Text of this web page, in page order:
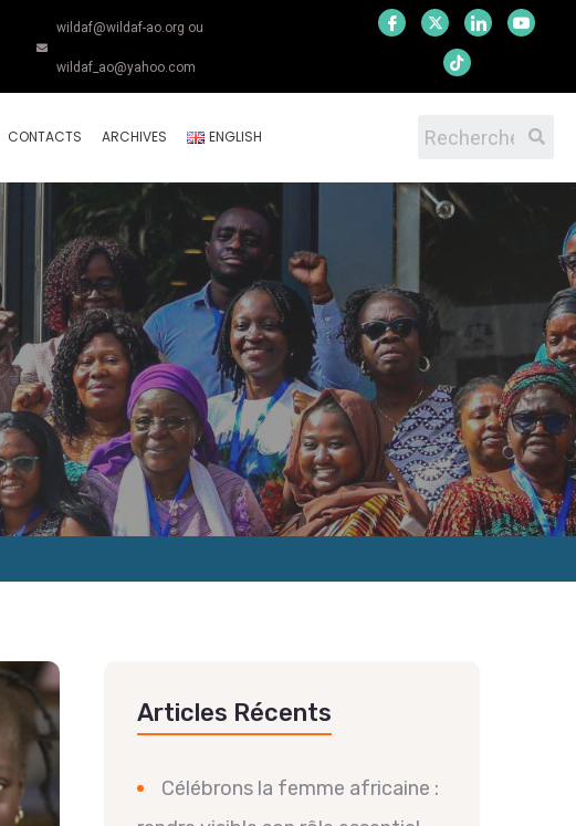
wildaf@wildaf-ao.org ou
wildaf_ao@yahoo.com
CONTACTS ARCHIVES ENGLISH
Articles Récents
Célébrons la femme africaine :